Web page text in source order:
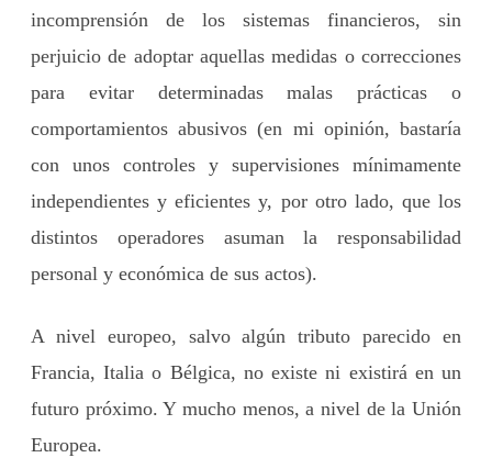
incomprensión de los sistemas financieros, sin
perjuicio de adoptar aquellas medidas o correcciones
para evitar determinadas malas prácticas o
comportamientos abusivos (en mi opinión, bastaría
con unos controles y supervisiones mínimamente
independientes y eficientes y, por otro lado, que los
distintos operadores asuman la responsabilidad
personal y económica de sus actos).
A nivel europeo, salvo algún tributo parecido en
Francia, Italia o Bélgica, no existe ni existirá en un
futuro próximo. Y mucho menos, a nivel de la Unión
Europea.